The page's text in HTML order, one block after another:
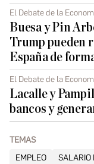
El Debate de la
Buesa y Pin
Trump pueden
España de
El Debate de la
Lacalle y
bancos y
TEMAS
EMPLEO
SALARIO